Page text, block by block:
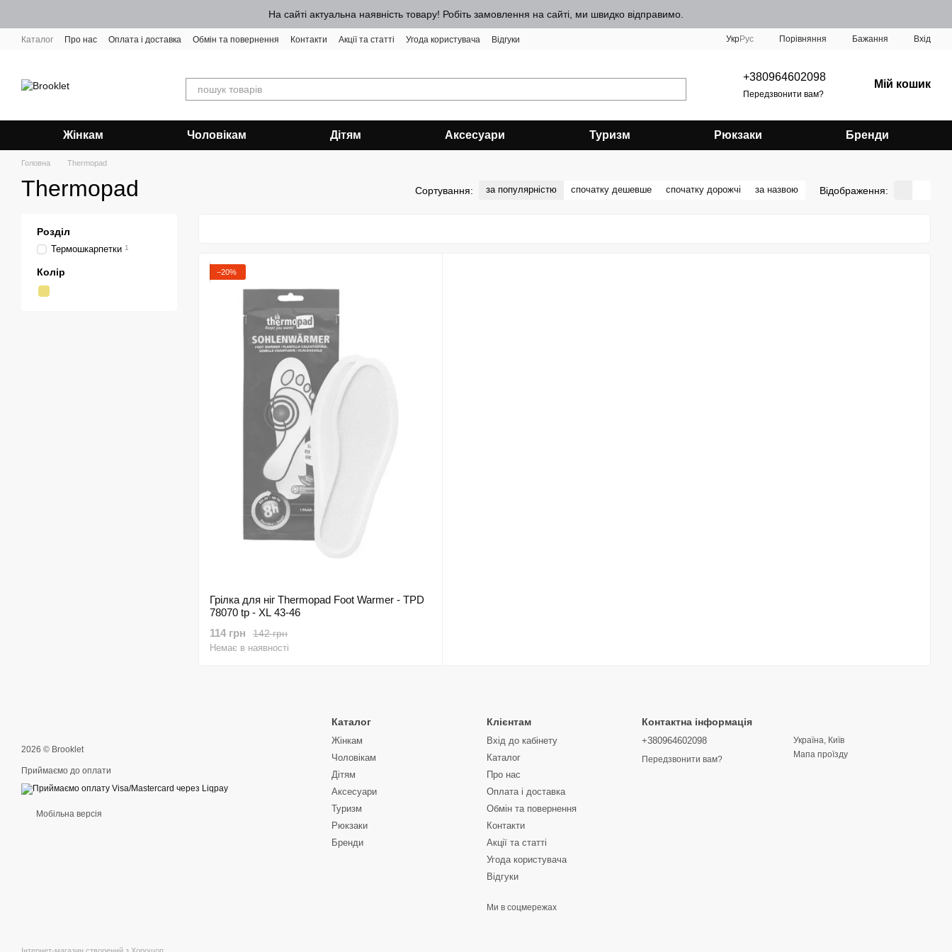
На сайті актуальна наявність товару! Робіть замовлення на сайті, ми швидко відправимо.
Каталог Про нас Оплата і доставка Обмін та повернення Контакти Акції та статті Угода користувача Відгуки УкрРус Порівняння Бажання Вхід
+380964602098
Передзвонити вам?
Мій кошик
Жінкам Чоловікам Дітям Аксесуари Туризм Рюкзаки Бренди
Головна Thermopad
Thermopad Сортування: за популярністю спочатку дешевше спочатку дорожчі за назвою Відображення:
−20%
Грілка для ніг Thermopad Foot Warmer - TPD
78070 tp - XL 43-46
142 грн
114 грн
Немає в наявності
Розділ
Термошкарпетки 1
Колір
2026 © Brooklet
Приймаємо до оплати
Мобільна версія
Каталог
Жінкам
Чоловікам
Дітям
Аксесуари
Туризм
Рюкзаки
Бренди
Клієнтам
Вхід до кабінету
Каталог
Про нас
Оплата і доставка
Обмін та повернення
Контакти
Акції та статті
Угода користувача
Відгуки
Ми в соцмережах
Контактна інформація
+380964602098
Передзвонити вам?
Україна, Київ
Мапа проїзду